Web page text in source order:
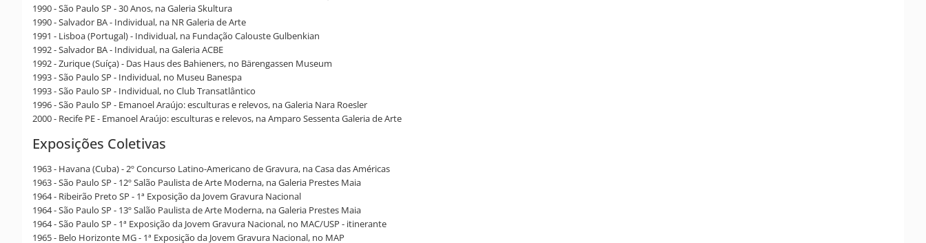
1990 - São Paulo SP - 30 Anos, na Galeria Skultura
1990 - Salvador BA - Individual, na NR Galeria de Arte
1991 - Lisboa (Portugal) - Individual, na Fundação Calouste Gulbenkian
1992 - Salvador BA - Individual, na Galeria ACBE
1992 - Zurique (Suíça) - Das Haus des Bahieners, no Bärengassen Museum
1993 - São Paulo SP - Individual, no Museu Banespa
1993 - São Paulo SP - Individual, no Club Transatlântico
1996 - São Paulo SP - Emanoel Araújo: esculturas e relevos, na Galeria Nara Roesler
2000 - Recife PE - Emanoel Araújo: esculturas e relevos, na Amparo Sessenta Galeria de Arte
Exposições Coletivas
1963 - Havana (Cuba) - 2º Concurso Latino-Americano de Gravura, na Casa das Américas
1963 - São Paulo SP - 12º Salão Paulista de Arte Moderna, na Galeria Prestes Maia
1964 - Ribeirão Preto SP - 1ª Exposição da Jovem Gravura Nacional
1964 - São Paulo SP - 13º Salão Paulista de Arte Moderna, na Galeria Prestes Maia
1964 - São Paulo SP - 1ª Exposição da Jovem Gravura Nacional, no MAC/USP - itinerante
1965 - Belo Horizonte MG - 1ª Exposição da Jovem Gravura Nacional, no MAP